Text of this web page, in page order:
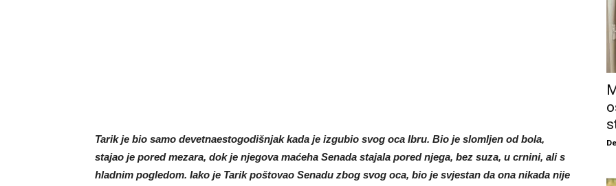
Tarik je bio samo devetnaestogodišnjak kada je izgubio svog oca Ibru. Bio je slomljen od bola,
stajao je pored mezara, dok je njegova maćeha Senada stajala pored njega, bez suza, u crnini, ali s
hladnim pogledom. Iako je Tarik poštovao Senadu zbog svog oca, bio je svjestan da ona nikada nije